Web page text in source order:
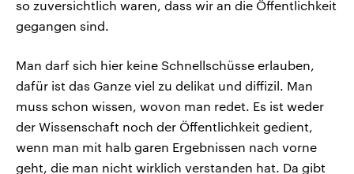
so zuversichtlich waren, dass wir an die Öffentlichkeit
gegangen sind.
Man darf sich hier keine Schnellschüsse erlauben,
dafür ist das Ganze viel zu delikat und diffizil. Man
muss schon wissen, wovon man redet. Es ist weder
der Wissenschaft noch der Öffentlichkeit gedient,
wenn man mit halb garen Ergebnissen nach vorne
geht, die man nicht wirklich verstanden hat. Da gibt